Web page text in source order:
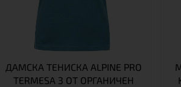
ДАМСКА ТЕНИСКА ALPINE PRO
TERMESA 3 ОТ ОРГАНИЧЕН